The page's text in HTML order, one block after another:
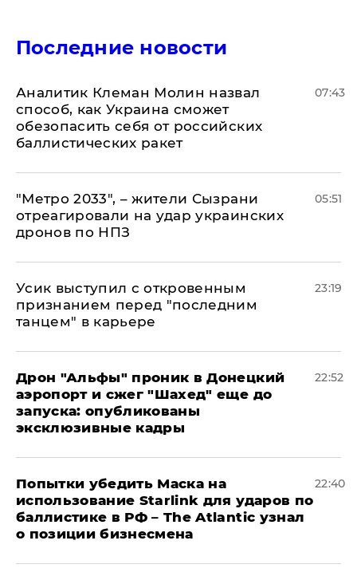
Последние новости
Аналитик Клеман Молин назвал
способ, как Украина сможет
обезопасить себя от российских
баллистических ракет
07:43
"Метро 2033", – жители Сызрани
отреагировали на удар украинских
дронов по НПЗ
05:51
Усик выступил с откровенным
признанием перед "последним
танцем" в карьере
23:19
Дрон "Альфы" проник в Донецкий
аэропорт и сжег "Шахед" еще до
запуска: опубликованы
эксклюзивные кадры
22:52
Попытки убедить Маска на
использование Starlink для ударов по
баллистике в РФ – The Atlantic узнал
о позиции бизнесмена
22:40